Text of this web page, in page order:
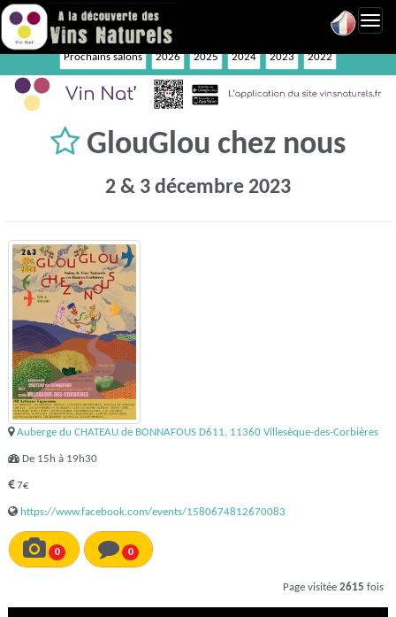
Prochains salons 2026 2025 2024 2023 2022
GlouGlou chez nous
2 & 3 décembre 2023
Auberge du CHATEAU de BONNAFOUS D611, 11360 Villesèque-des-Corbières
De 15h à 19h30
7€
https://www.facebook.com/events/1580674812670083
0 0
Page visitée 2615 fois